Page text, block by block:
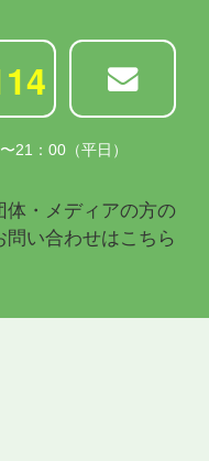
21：00（平日）
体・メディアの方の
問い合わせはこちら